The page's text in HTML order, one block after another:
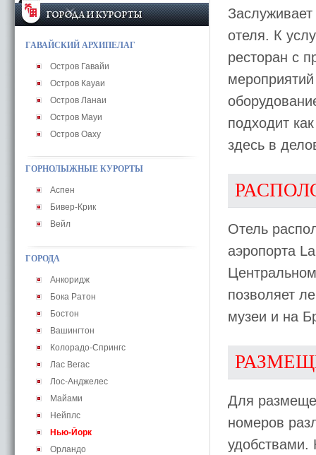
ГАВАЙСКИЙ АРХИПЕЛАГ
Остров Гавайи
Остров Кауаи
Остров Ланаи
Остров Мауи
Остров Оаху
ГОРНОЛЫЖНЫЕ КУРОРТЫ
Аспен
Бивер-Крик
Вейл
ГОРОДА
Анкоридж
Бока Ратон
Бостон
Вашингтон
Колорадо-Спрингс
Лас Вегас
Лос-Анджелес
Майами
Нейплс
Нью-Йорк
Орландо
отеля. К
ресторан с
подходит
здесь в
Отель
аэропорта
позволяет
музеи и на
Для
номеров